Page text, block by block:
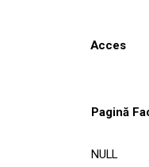
Acces
Pagină
NULL